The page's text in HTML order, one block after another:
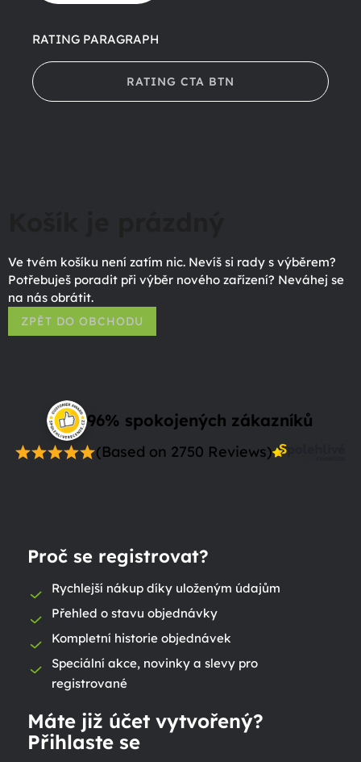
RATING PARAGRAPH
RATING CTA BTN
Ve tvém košíku není zatím nic. Nevíš si rady s výběrem?
Potřebuješ poradit při výběr nového zařízení? Neváhej se
na nás obrátit.
ZPĚT DO OBCHODU
96% spokojených zákazníků
(Based on 2750 Reviews)
Proč se registrovat?
Rychlejší nákup díky uloženým údajům
Přehled o stavu objednávky
Kompletní historie objednávek
Speciální akce, novinky a slevy pro
registrované
Máte již účet vytvořený?
Přihlaste se